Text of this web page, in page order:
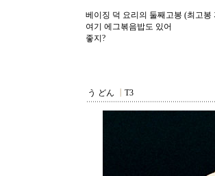
베이징 덕 요리의 둘째고봉 (최고봉
여기 에그볶음밥도 있어
좋지?
う どん T3